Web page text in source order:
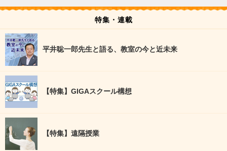
特集・連載
平井聡一郎先生と語る、教室の今と近未来
【特集】GIGAスクール構想
【特集】遠隔授業